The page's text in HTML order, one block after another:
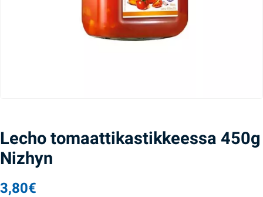
Lecho tomaattikastikkeessa 450g
Nizhyn
3,80€